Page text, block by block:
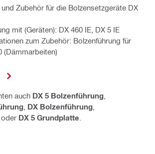
Zubehör für die Bolzensetzgeräte DX
mit (Geräten): DX 460 IE, DX 5 IE
zum Zubehör: Bolzenführung für
(Dämmarbeiten)
auch DX 5 Bolzenführung
DX Bolzenführung
oder DX 5 Grundplatte